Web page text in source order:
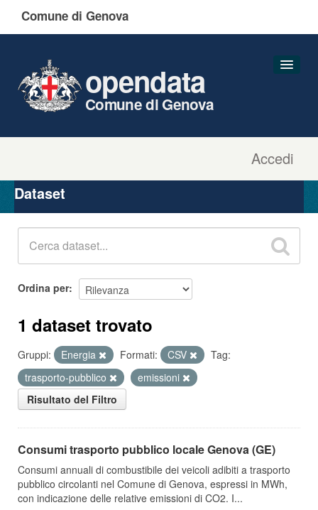
Comune di Genova
Accedi
opendata
Comune di Genova
Organizzazioni
Gruppi
Dataset
Ordina per
1 dataset trovato
Gruppi: Energia Formati: CSV
Tag:
trasporto-pubblico
emissioni
Risultato del Filtro
Consumi trasporto pubblico locale Genova (GE)
Consumi annuali di combustibile dei veicoli adibiti a trasporto
pubblico circolanti nel Comune di Genova, espressi in MWh,
con indicazione delle relative emissioni di CO2. I...